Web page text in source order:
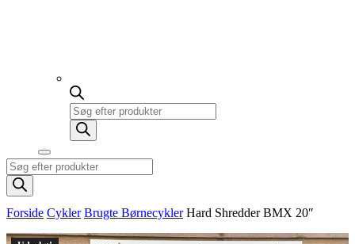
Products
search
Products
search
Forside Cykler Brugte Børnecykler Hard Shredder BMX 20″